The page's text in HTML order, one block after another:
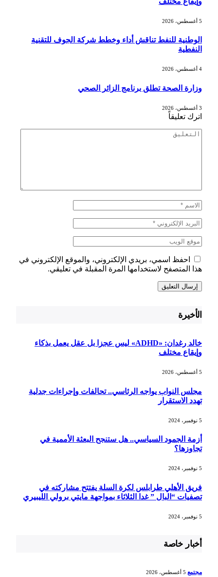
الوطنية للنفط تناقش أداء وخطط شركة الجوف للتقنية
النفطية
وزارة الصحة تطلق برنامج الزائر الصحي
اترك تعليقاً
احفظ اسمي، بريدي الإلكتروني، والموقع الإلكتروني في
هذا المتصفح لاستخدامها المرة المقبلة في تعليقي.
الأخيرة
خالد رغدان: «ADHD» ليس عجزا بل عقل يعمل بذكاء
وإيقاع مختلف
مجلس النواب يواجه الرئاسي.. تحالفات وإجراءات جدلية
تهدد الاستقرار
أزمة الجمود السياسي.. هل ستنجح البعثة الأممية في
تجاوزها؟
فريق الأهلي طرابلس لكرة السلة يفتتح مشاركته في
تصفيات “البال ” غدا الثلاثاء بمواجهة مايتي برولي الليبيري
أخبار خاصة
مجتمع 5 أغسطس، 2026